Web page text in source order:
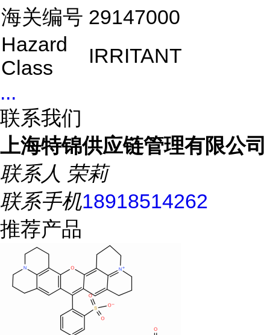
海关编号 29147000
Hazard
Class
IRRITANT
...
联系我们
上海特锦供应链管理有限公司
联系人 荣莉
联系手机18918514262
推荐产品